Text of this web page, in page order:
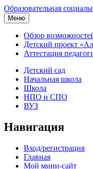
Образовательная
Меню
Обзор
Детский проект
Аттестация
Детский сад
Начальная школа
Школа
НПО и СПО
ВУЗ
Навигация
Вход/регистрация
Главная
Мой мини-сайт